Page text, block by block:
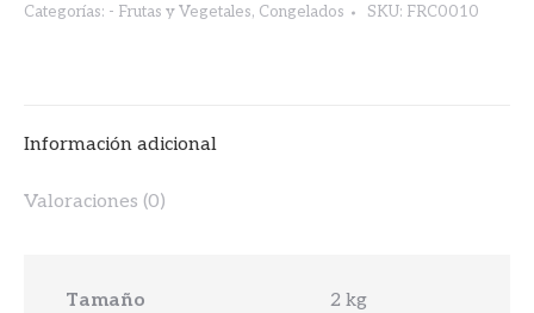
Categorías: - Frutas y Vegetales, Congelados SKU: FRC0010
Información adicional
Valoraciones (0)
Tamaño 2 kg